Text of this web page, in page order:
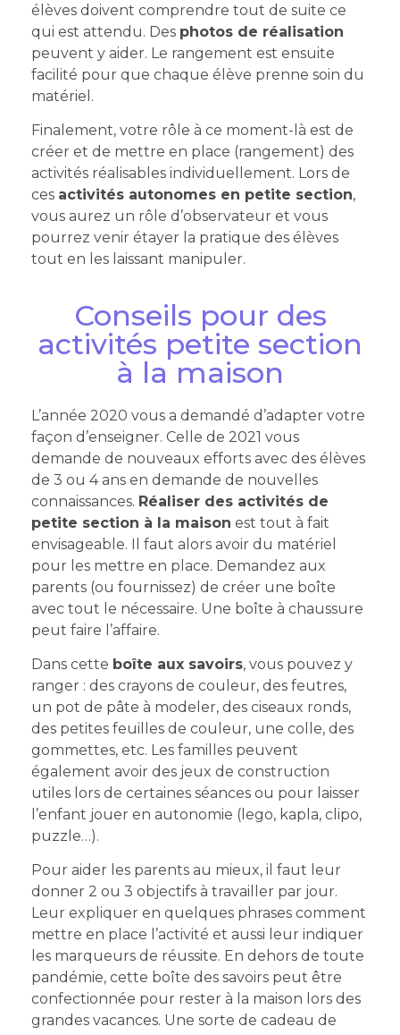
élèves doivent comprendre tout de suite ce
qui est attendu. Des photos de réalisation
peuvent y aider. Le rangement est ensuite
facilité pour que chaque élève prenne soin du
matériel.
Finalement, votre rôle à ce moment-là est de
créer et de mettre en place (rangement) des
activités réalisables individuellement. Lors de
ces activités autonomes en petite section,
vous aurez un rôle d’observateur et vous
pourrez venir étayer la pratique des élèves
tout en les laissant manipuler.
Conseils pour des
activités petite section
à la maison
L’année 2020 vous a demandé d’adapter votre
façon d’enseigner. Celle de 2021 vous
demande de nouveaux efforts avec des élèves
de 3 ou 4 ans en demande de nouvelles
connaissances. Réaliser des activités de
petite section à la maison est tout à fait
envisageable. Il faut alors avoir du matériel
pour les mettre en place. Demandez aux
parents (ou fournissez) de créer une boîte
avec tout le nécessaire. Une boîte à chaussure
peut faire l’affaire.
Dans cette boîte aux savoirs, vous pouvez y
ranger : des crayons de couleur, des feutres,
un pot de pâte à modeler, des ciseaux ronds,
des petites feuilles de couleur, une colle, des
gommettes, etc. Les familles peuvent
également avoir des jeux de construction
utiles lors de certaines séances ou pour laisser
l’enfant jouer en autonomie (lego, kapla, clipo,
puzzle…).
Pour aider les parents au mieux, il faut leur
donner 2 ou 3 objectifs à travailler par jour.
Leur expliquer en quelques phrases comment
mettre en place l’activité et aussi leur indiquer
les marqueurs de réussite. En dehors de toute
pandémie, cette boîte des savoirs peut être
confectionnée pour rester à la maison lors des
grandes vacances. Une sorte de cadeau de